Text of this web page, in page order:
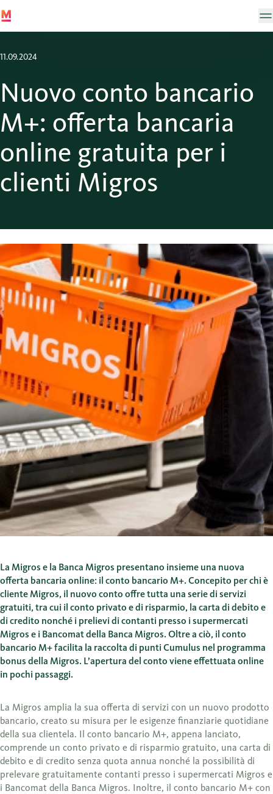
11.09.2024
Nuovo conto bancario
M+: offerta bancaria
online gratuita per i
clienti Migros
La Migros e la Banca Migros presentano insieme una nuova
offerta bancaria online: il conto bancario M+. Concepito per chi è
cliente Migros, il nuovo conto offre tutta una serie di servizi
gratuiti, tra cui il conto privato e di risparmio, la carta di debito e
di credito nonché i prelievi di contanti presso i supermercati
Migros e i Bancomat della Banca Migros. Oltre a ciò, il conto
bancario M+ facilita la raccolta di punti Cumulus nel programma
bonus della Migros. L’apertura del conto viene effettuata online
in pochi passaggi.
La Migros amplia la sua offerta di servizi con un nuovo prodotto
bancario, creato su misura per le esigenze finanziarie quotidiane
della sua clientela. Il conto bancario M+, appena lanciato,
comprende un conto privato e di risparmio gratuito, una carta di
debito e di credito senza quota annua nonché la possibilità di
prelevare gratuitamente contanti presso i supermercati Migros e
i Bancomat della Banca Migros. Inoltre, il conto bancario M+ con